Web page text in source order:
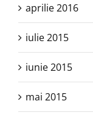
aprilie 2016
iulie 2015
iunie 2015
mai 2015